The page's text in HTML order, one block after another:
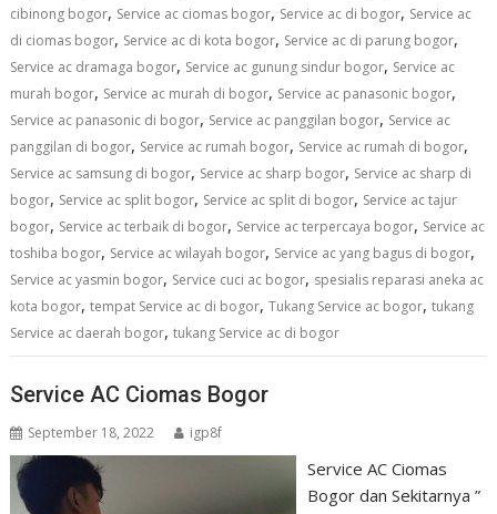
cibinong bogor, Service ac ciomas bogor, Service ac di bogor, Service ac
di ciomas bogor, Service ac di kota bogor, Service ac di parung bogor,
Service ac dramaga bogor, Service ac gunung sindur bogor, Service ac
murah bogor, Service ac murah di bogor, Service ac panasonic bogor,
Service ac panasonic di bogor, Service ac panggilan bogor, Service ac
panggilan di bogor, Service ac rumah bogor, Service ac rumah di bogor,
Service ac samsung di bogor, Service ac sharp bogor, Service ac sharp di
bogor, Service ac split bogor, Service ac split di bogor, Service ac tajur
bogor, Service ac terbaik di bogor, Service ac terpercaya bogor, Service ac
toshiba bogor, Service ac wilayah bogor, Service ac yang bagus di bogor,
Service ac yasmin bogor, Service cuci ac bogor, spesialis reparasi aneka ac
kota bogor,tempat Service ac di bogor,Tukang Service ac bogor,tukang
Service ac daerah bogor,tukang Service ac di bogor
Service AC Ciomas Bogor
September 18, 2022 igp8f
Service AC Ciomas
Bogor dan Sekitarnya ”